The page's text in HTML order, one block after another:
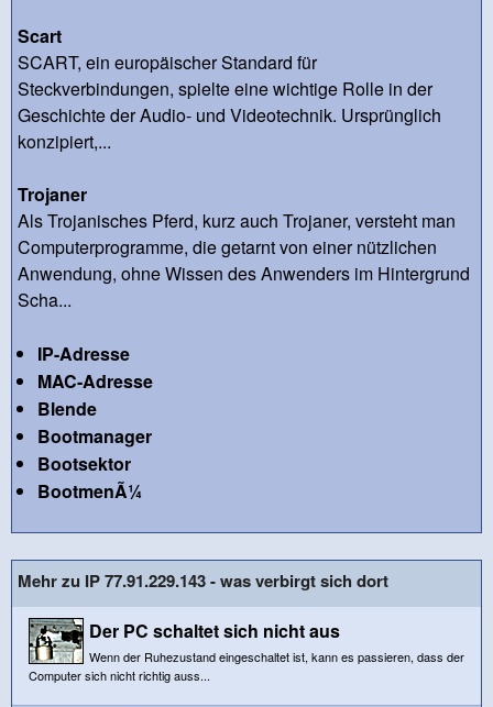
Scart
SCART, ein europäischer Standard für
Steckverbindungen, spielte eine wichtige Rolle in der
Geschichte der Audio- und Videotechnik. Ursprünglich
konzipiert,...
Trojaner
Als Trojanisches Pferd, kurz auch Trojaner, versteht man
Computerprogramme, die getarnt von einer nützlichen
Anwendung, ohne Wissen des Anwenders im Hintergrund
Scha...
IP-Adresse
MAC-Adresse
Blende
Bootmanager
Bootsektor
BootmenÃ¼
Mehr zu IP 77.91.229.143 - was verbirgt sich dort
Der PC schaltet sich nicht aus
Wenn der Ruhezustand eingeschaltet ist, kann es passieren, dass der
Computer sich nicht richtig auss...